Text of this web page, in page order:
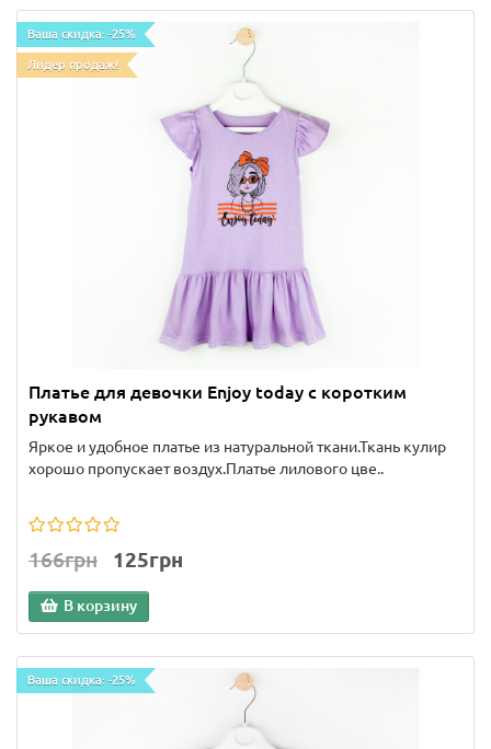
Ваша скидка: -25%
Лидер продаж!
Платье для девочки Enjoy today с коротким
рукавом
Яркое и удобное платье из натуральной ткани.Ткань кулир
хорошо пропускает воздух.Платье лилового цве..
166грн 125грн
В корзину
Ваша скидка: -25%